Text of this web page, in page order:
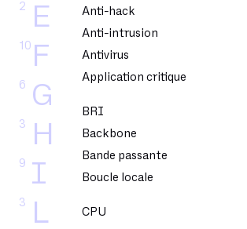
E
2
F
10
G
6
H
3
I
9
L
3
Anti-hack
Anti-intrusion
Antivirus
Application critique
BRI
Backbone
Bande passante
Boucle locale
CPU